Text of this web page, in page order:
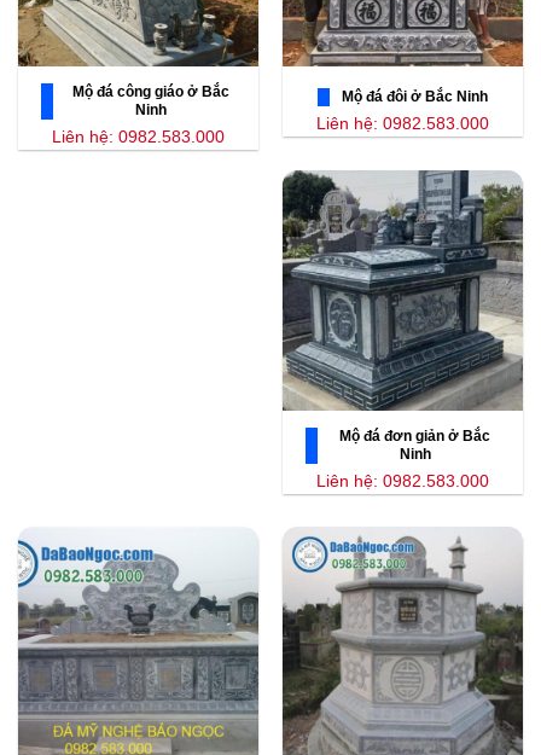
Mộ đá công giáo ở Bắc
Ninh
Liên hệ: 0982.583.000
Mộ đá đôi ở Bắc Ninh
Liên hệ: 0982.583.000
Mộ đá đơn giản ở Bắc
Ninh
Liên hệ: 0982.583.000